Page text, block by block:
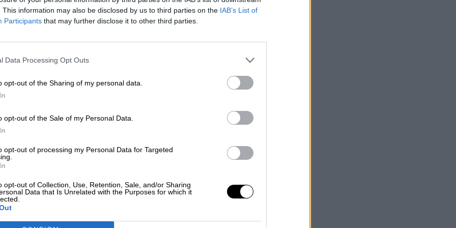
This information may also be disclosed by us to third parties on the IAB’s List of
Participants that may further disclose it to other third parties.
Data Processing Opt Outs
opt-out of the Sharing of my personal data.
opt-out of the Sale of my Personal Data.
opt-out of processing my Personal Data for Targeted
opt-out of Collection, Use, Retention, Sale, and/or Sharing
Data that Is Unrelated with the Purposes for which it
personalidad jurídica propia, autonomía
bien definidas”para evaluar la toma de
sus tecnologías, medicamentos e
de prevención y salud pública, y otras
es
disponiblesmirando por el bien de la salud
ya existentes en este sector como es la
sanitarios.
políticas,
a estas autoridades que luego se
no, explicar las razones”.
decisiones informadas y a“la rendición de
desde los principios de
pandémica “exige reformas de gran calado”
y
“reorientar” las políticas de salud
recursos”.
como la oportunidad perfecta